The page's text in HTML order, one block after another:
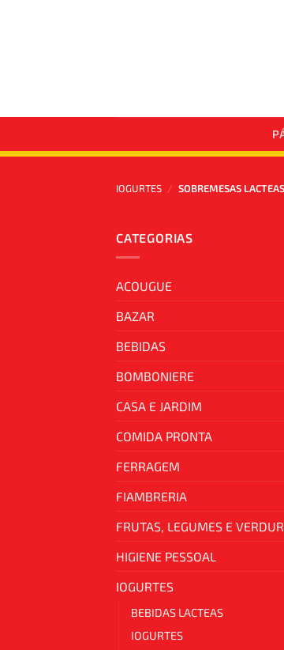
IOGURTES / SOBREMESAS LACTEAS
CATEGORIAS
ACOUGUE
BAZAR
BEBIDAS
BOMBONIERE
CASA E JARDIM
COMIDA PRONTA
FERRAGEM
FIAMBRERIA
FRUTAS, LEGUMES E
HIGIENE PESSOAL
IOGURTES
BEBIDAS LACTEAS
IOGURTES